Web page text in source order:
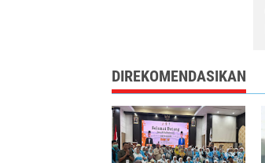
DIREKOMENDASIKAN